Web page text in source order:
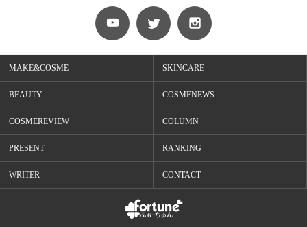
MAKE&COSME SKINCARE
BEAUTY COSMENEWS
COSMEREVIEW COLUMN
PRESENT RANKING
WRITER CONTACT